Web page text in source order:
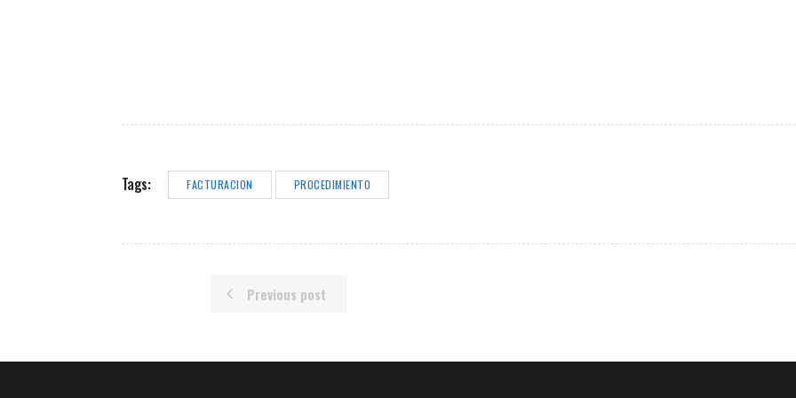
Tags: FACTURACION PROCEDIMIENTO
Previous post